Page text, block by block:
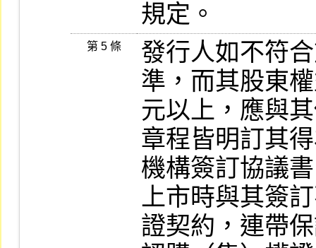
規定。
第 5 條
發行人如不符
準，而其股東
元以上，應與
章程皆明訂其
機構簽訂協議
上市時與其簽
證契約，連帶